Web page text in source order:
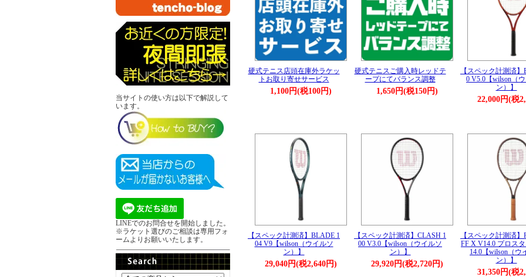
当サイトの使い方は以下で解説して
います。
LINEでのお問合せを開始しました。
※ラケット選びのご相談は専用フォ
ームよりお願いいたします。
硬式テニス店頭在庫外ラケッ
トお取り寄せサービス
1,100円(税100円)
硬式テニスご購入時レッドテ
ープにてバランス調整
1,650円(税150円)
【スペック計測済
0 V5.0【wilson（
ン）】
22,000円(税
【スペック計測済】BLADE 1
04 V9【wilson（ウイルソ
ン）】
29,040円(税2,640円)
【スペック計測済】CLASH 1
00 V3.0【wilson（ウイルソ
ン）】
29,920円(税2,720円)
【スペック計測済】
FF X V14.0 プロス
14.0【wilson（ウ
ン）】
31,350円(税